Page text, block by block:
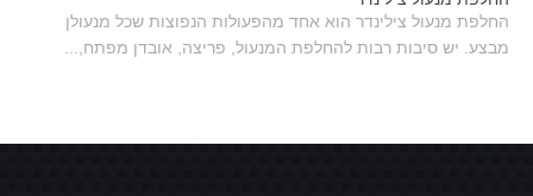
החלפת מנעול צילינדר הוא אחד מהפעולות הנפוצות שכל מנעולן
מבצע. יש סיבות רבות להחלפת המנעול, פריצה, אובדן מפתח,...